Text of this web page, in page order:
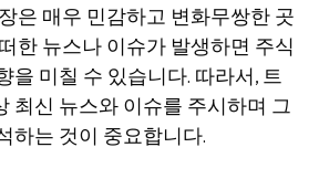
은 매우 민감하고 변화무쌍한 곳
한 뉴스나 이슈가 발생하면 주식
을 미칠 수 있습니다. 따라서, 트
최신 뉴스와 이슈를 주시하며 그
하는 것이 중요합니다.